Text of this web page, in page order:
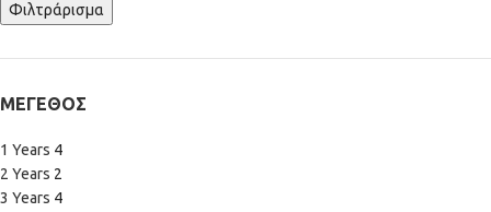
Φιλτράρισμα
ΜΈΓΕΘΟΣ
1 Years 4
2 Years 2
3 Years 4